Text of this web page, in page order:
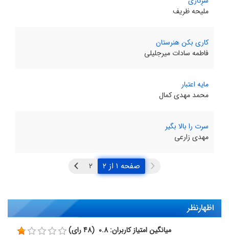
ملیحه ظریف
کاری بکن هنرستان
فاطمه سادات میرجلیلی
مایه اعتبار
محمد مهدی کمال
سرت را بالا بگیر
مهدی زارعی
صفحه ۱ از ۲
اظهارنظر
میانگین امتیاز کاربران: 0.8 (48 رای)